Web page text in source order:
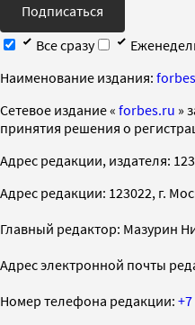
Подписаться
Все сразу
Наименование издания:
Cетевое издание « forbes.ru »
принятия решения о
Адрес редакции, издателя:
Адрес редакции: 123022, г.
Главный редактор: Мазурин
Адрес электронной почты
Номер телефона редакции: